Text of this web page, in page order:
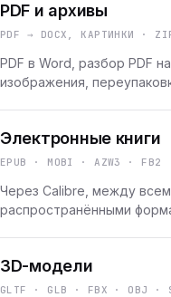
PDF и архивы
PDF → DOCX, КАРТИНКИ ·
PDF в Word, разбор PDF
изображения,
Электронные книги
EPUB · MOBI · AZW3 · FB2
Через Calibre, между
распространёнными
3D-модели
GLTF · GLB · FBX · OBJ ·